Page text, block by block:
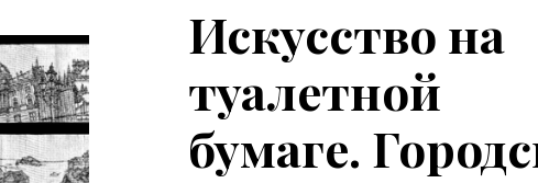
Искусство на
туалетной
бумаге.